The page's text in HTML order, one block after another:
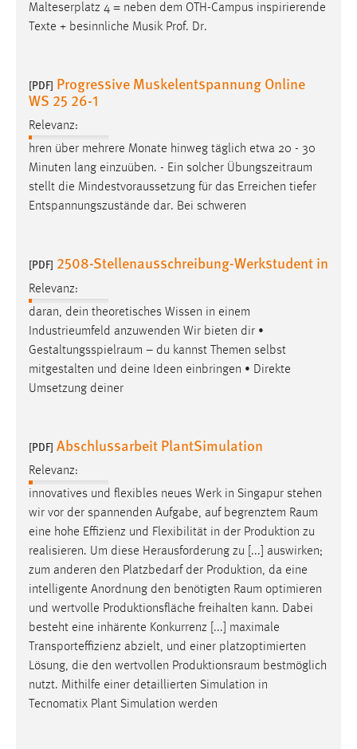
Malteserplatz 4 = neben dem OTH-Campus inspirierende
Texte + besinnliche Musik Prof. Dr.
[PDF] Progressive Muskelentspannung Online
WS 25 26-1
Relevanz:
hren über mehrere Monate hinweg täglich etwa 20 - 30
Minuten lang einzuüben. - Ein solcher Übungszeitraum
stellt die Mindestvoraussetzung für das Erreichen tiefer
Entspannungszustände dar. Bei schweren
[PDF] 2508-Stellenausschreibung-Werkstudent in
Relevanz:
daran, dein theoretisches Wissen in einem
Industrieumfeld anzuwenden Wir bieten dir •
Gestaltungsspielraum – du kannst Themen selbst
mitgestalten und deine Ideen einbringen • Direkte
Umsetzung deiner
[PDF] Abschlussarbeit PlantSimulation
Relevanz:
innovatives und flexibles neues Werk in Singapur stehen
wir vor der spannenden Aufgabe, auf begrenztem Raum
eine hohe Effizienz und Flexibilität in der Produktion zu
realisieren. Um diese Herausforderung zu [...] auswirken;
zum anderen den Platzbedarf der Produktion, da eine
intelligente Anordnung den benötigten Raum optimieren
und wertvolle Produktionsfläche freihalten kann. Dabei
besteht eine inhärente Konkurrenz [...] maximale
Transporteffizienz abzielt, und einer platzoptimierten
Lösung, die den wertvollen Produktionsraum bestmöglich
nutzt. Mithilfe einer detaillierten Simulation in
Tecnomatix Plant Simulation werden